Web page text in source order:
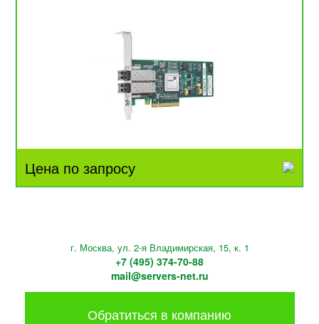
Цена по запросу
г. Москва, ул. 2-я Владимирская, 15, к. 1
+7 (495) 374-70-88
mail@servers-net.ru
Обратиться в компанию